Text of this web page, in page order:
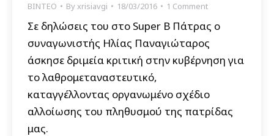
ΒΙΝΤΕΟ Byxrisiavgi 18/03/2016 1 Comment
Σε δηλώσεις του στο Super B Πάτρας ο
συναγωνιστής Ηλίας Παναγιώταρος
άσκησε δριμεία κριτική στην κυβέρνηση για
το λαθρομεταναστευτικό,
καταγγέλλοντας οργανωμένο σχέδιο
αλλοίωσης του πληθυσμού της πατρίδας
μας.